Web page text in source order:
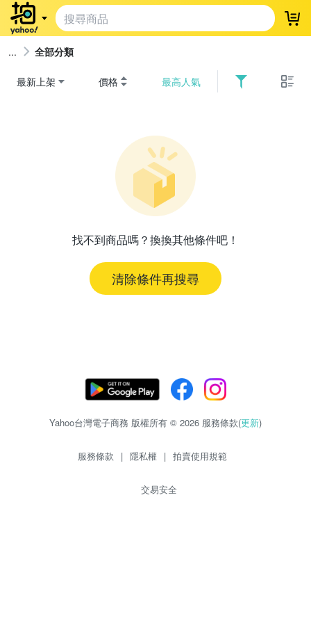
登
全部分類
最新上架 價格 最高人氣
找不到商品嗎？換換其他條件吧！
清除條件再搜尋
Yahoo台灣電子商務 版權所有 © 2026 服務條款(更新)
服務條款 | 隱私權 | 拍賣使用規範
交易安全